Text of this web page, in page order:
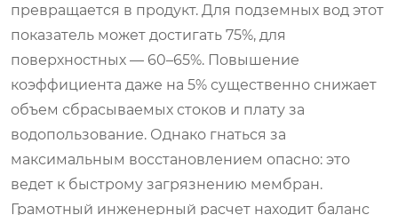
превращается в продукт. Для подземных вод этот
показатель может достигать 75%, для
поверхностных — 60–65%. Повышение
коэффициента даже на 5% существенно снижает
объем сбрасываемых стоков и плату за
водопользование. Однако гнаться за
максимальным восстановлением опасно: это
ведет к быстрому загрязнению мембран.
Грамотный инженерный расчет находит баланс